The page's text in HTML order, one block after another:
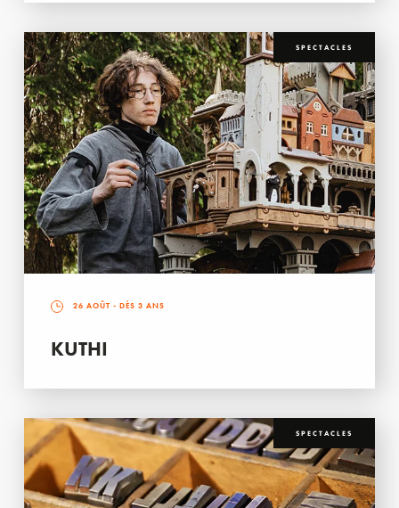
SPECTACLES
26 AOÛT - DÈS 3 ANS
KUTHI
SPECTACLES